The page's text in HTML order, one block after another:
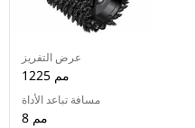
عرض التفريز
1225 مم
مسافة تباعد الأداة
8 مم